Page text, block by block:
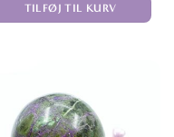
TILFØJ TIL KURV